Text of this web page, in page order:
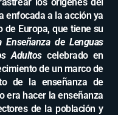
enfocada a la acción ya
de Europa, que tiene su
Enseñanza de Lenguas
Adultoscelebrado en
de un marco de
de la enseñanza de
era hacer la enseñanza
de la población y